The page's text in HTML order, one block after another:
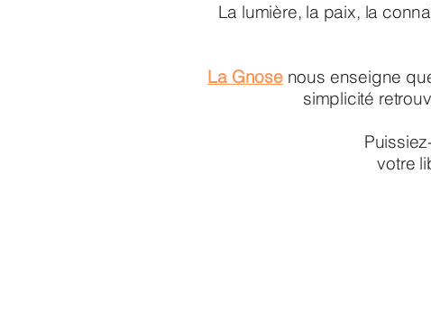
La lumière, la paix, la
La Gnosenous enseigne
simplicité
votre